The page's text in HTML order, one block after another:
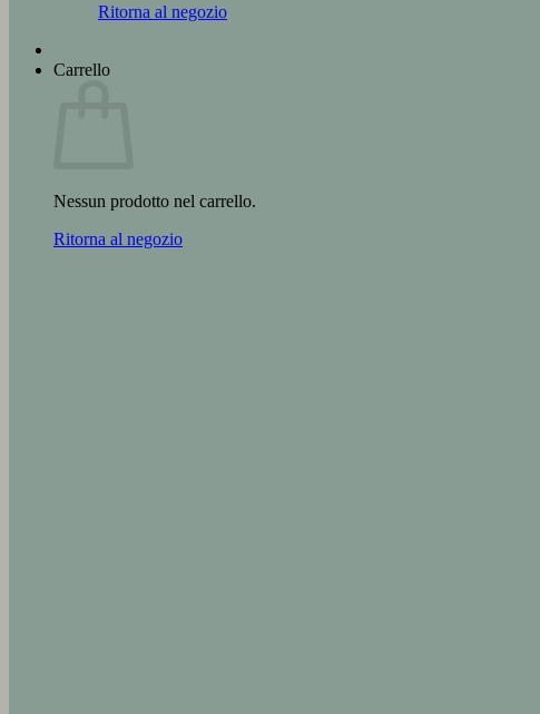
Ritorna al negozio
Carrello
Nessun prodotto nel carrello.
Ritorna al negozio